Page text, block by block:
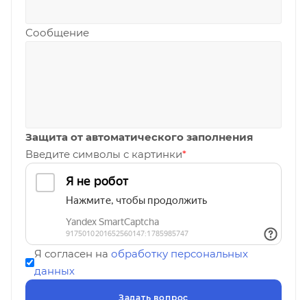
Сообщение
Защита от автоматического заполнения
Введите символы с картинки*
Я согласен на обработку персональных
данных